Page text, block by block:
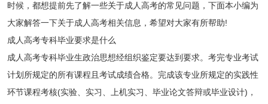
时候，都想提前先了解一些关于成人高考的常见问题，下面本小编为
大家解答一下关于成人高考相关信息，希望对大家有所帮助!
成人高考专科毕业要求是什么
成人高考专科毕业生政治思想经组织鉴定要达到要求。考完专业考试
计划所规定的所有课程且考试成绩合格。完成该专业所规定的实践性
环节课程考核(实验、实习、上机实习、毕业论文答辩或毕业设计)，